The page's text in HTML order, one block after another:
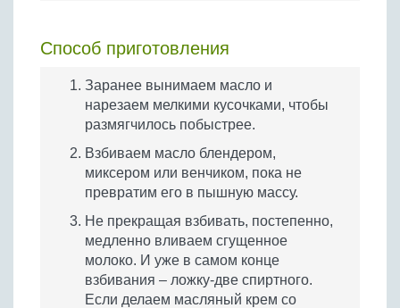
Способ приготовления
Заранее вынимаем масло и
нарезаем мелкими кусочками, чтобы
размягчилось побыстрее.
Взбиваем масло блендером,
миксером или венчиком, пока не
превратим его в пышную массу.
Не прекращая взбивать, постепенно,
медленно вливаем сгущенное
молоко. И уже в самом конце
взбивания – ложку-две спиртного.
Если делаем масляный крем со